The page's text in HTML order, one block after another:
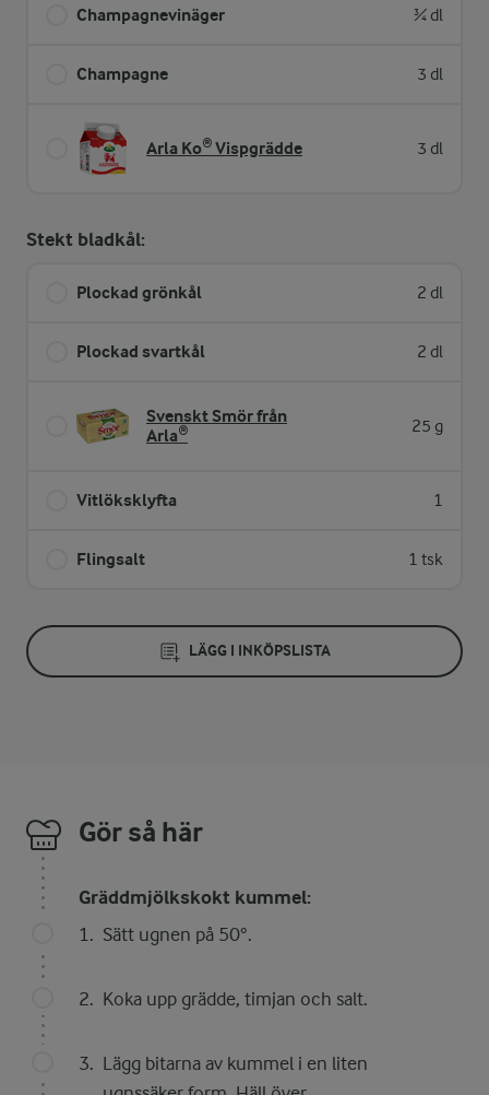
Champagnevinäger ¾ dl
Champagne 3 dl
Arla Ko® Vispgrädde 3 dl
Stekt bladkål:
Plockad grönkål 2 dl
Plockad svartkål 2 dl
Svenskt Smör från
Arla®
25 g
Vitlöksklyfta 1
Flingsalt 1 tsk
LÄGG I INKÖPSLISTA
Gör så här
Gräddmjölkskokt kummel:
Sätt ugnen på 50°.
Koka upp grädde, timjan och salt.
Lägg bitarna av kummel i en liten